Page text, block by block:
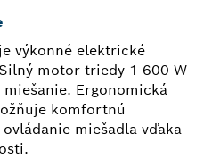
výkonné elektrické
motor triedy 1 600 W
Ergonomická
komfortnú
miešadla vďaka